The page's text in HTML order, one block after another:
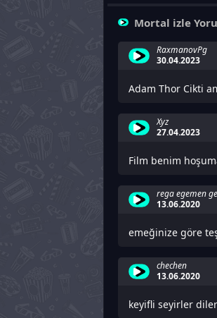
Mortal izle
RaxmanovPg
30.04.2023
Adam Thor Cikti
Xyz
27.04.2023
Film benim
rega egemen
13.06.2020
emeğinize göre
chechen
13.06.2020
keyifli seyirler